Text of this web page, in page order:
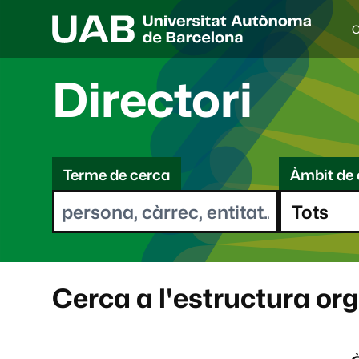
I
d
i
a
e
l
e
o
t
Directori
C
eTerme de cerca Àmbit de
Cerca a l'estructura